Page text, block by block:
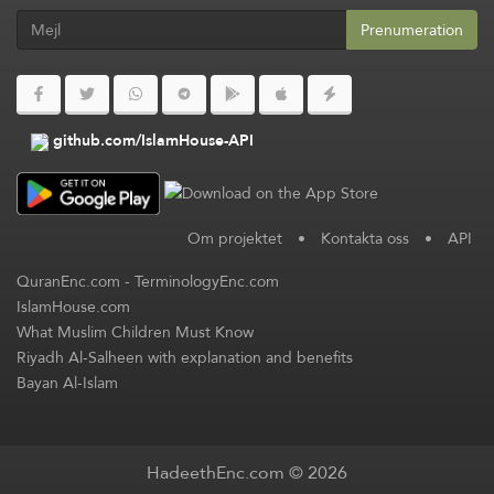
Prenumeration
github.com/IslamHouse-API
Om projektet • Kontakta oss • API
QuranEnc.com-TerminologyEnc.com
IslamHouse.com
What Muslim Children Must Know
Riyadh Al-Salheen with explanation and benefits
Bayan Al-Islam
HadeethEnc.com © 2026